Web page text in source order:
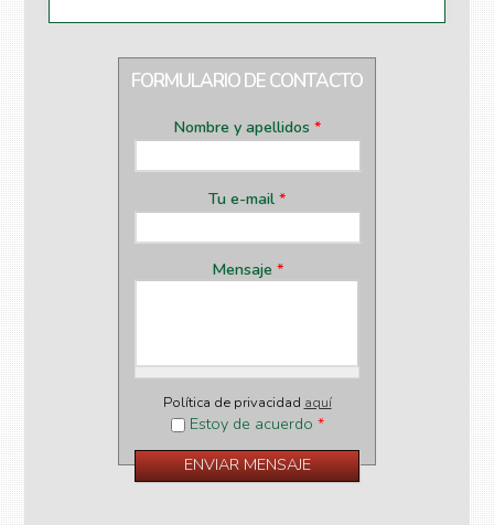
FORMULARIO DE CONTACTO
Nombre y apellidos *
Tu e-mail *
Mensaje *
Política de privacidad aquí
Estoy de acuerdo *